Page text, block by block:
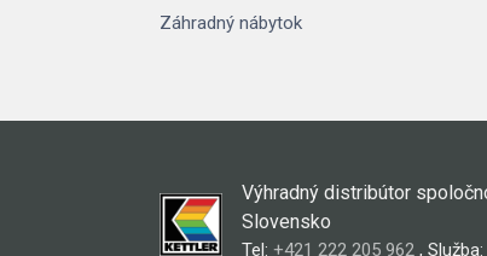
Záhradný nábytok
Výhradný distribútor
Slovensko
Tel: +421 222 205 962, Služba: